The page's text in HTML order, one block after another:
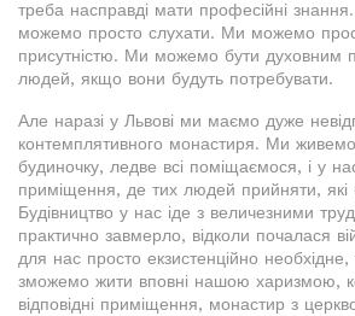
треба насправді мати професійні
можемо просто слухати. Ми можемо
присутністю. Ми можемо бути духовним
людей, якщо вони будуть потребувати.
Але наразі у Львові ми маємо дуже
контемплятивного монастиря. Ми
будиночку, ледве всі поміщаємося, і у
приміщення, де тих людей прийняти, які
Будівництво у нас іде з величезними
практично завмерло, відколи почалася
для нас просто екзистенційно
зможемо жити вповні нашою харизмою,
відповідні приміщення, монастир з